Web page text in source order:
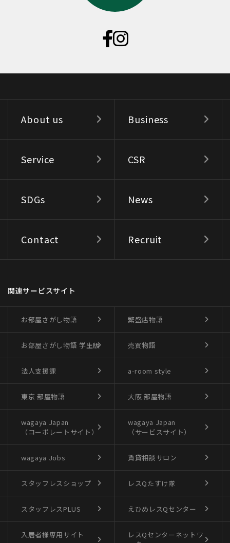
About us Business
Service CSR
SDGs News
Contact Recruit
関連サービスサイト
お部屋さがし物語 繁盛店物語
お部屋さがし物語 学生版 売買物語
法人支援課 a-room style
東京 部屋物語 大阪 部屋物語
wagaya Japan
（コーポレートサイト）
wagaya Japan
（サービスサイト）
wagaya Jobs 賃貸相談サロン
スタッフレスショップ レスQたすけ隊
スタッフレスPLUS えひめレスQセンター
入居者様専用サイト
レスQセンターネットワ